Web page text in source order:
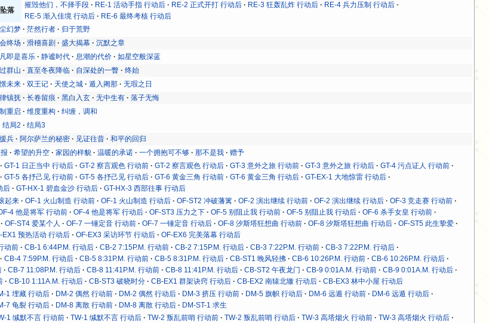
落
摧毁他们，不择手段 RE-1 活动手指 行动后 RE-2 正式开打 行动后 RE-3 狂轰乱炸 行动后
RE-4 兵力压制 行动后
RE-5 渐入佳境 行动后
RE-6 最终考核 行动后
幻梦 茫然行者
归于荒野
终场 滑稽喜剧 盛大揭幕
沉默之章
即是喜乐 静谧时代 息潮的代价
如星空般深蓝
群山 直至冬夜降临 自深处的一瞥
终始
未来 双王记 天使之城 遁入阇那
无瑕之日
镇抚 长卷留痕 黑白入玄 无中生有
落子无悔
重启 维度重构 纠缠，调和
结局2
结局3
兵 阿尔萨兰的秘密 见证往昔
和平的回归
希望的升空 家园的样貌 温暖的承诺 一个拥抱可不够 那不是我 赠予
GT-1 日正当中 行动后 GT-2 察言观色 行动前 GT-2 察言观色 行动后 GT-3 意外之旅 行动前 GT-3 意外之旅 行动后
GT-4 污点证人 行动前
GT-5 各抒己见 行动前 GT-5 各抒己见 行动后 GT-6 黄金三角 行动前 GT-6 黄金三角 行动后
GT-EX-1 大地惊雷 行动后
后
GT-HX-1 碧血金沙 行动后 GT-HX-3 西部往事 行动后
起来 OF-1 火山制造 行动前 OF-1 火山制造 行动后 OF-ST2 冲破藩篱 OF-2 演出继续 行动前 OF-2 演出继续 行动后
OF-3 竞走赛 行动前
4 他是将军 行动前 OF-4 他是将军 行动后 OF-ST3 压力之下 OF-5 别阻止我 行动前 OF-5 别阻止我 行动后
OF-6 杀手女皇 行动前
OF-ST4 爱某个人 OF-7 一锤定音 行动前 OF-7 一锤定音 行动后 OF-8 汐斯塔狂想曲 行动前 OF-8 汐斯塔狂想曲 行动后
OF-ST5 此生挚爱
EX1 预热活动 行动后 OF-EX3 采访环节 行动后 OF-EX6 完美落幕 行动后
动前 CB-1 6:44P.M. 行动后 CB-2 7:15P.M. 行动前 CB-2 7:15P.M. 行动后 CB-3 7:22P.M. 行动前
CB-3 7:22P.M. 行动后
CB-4 7:59P.M. 行动后 CB-5 8:31P.M. 行动前 CB-5 8:31P.M. 行动后 CB-ST1 晚风轻拂 CB-6 10:26P.M. 行动前
CB-6 10:26P.M. 行动后
CB-7 11:08P.M. 行动后 CB-8 11:41P.M. 行动前 CB-8 11:41P.M. 行动后 CB-ST2 午夜龙门 CB-9 0:01A.M. 行动前
CB-9 0:01A.M. 行动后
CB-10 1:11A.M. 行动后 CB-ST3 破晓时分 CB-EX1 群架诀窍 行动后 CB-EX2 南辕北辙 行动后 CB-EX3 林中小屋 行动后
1 埋藏 行动后 DM-2 偶然 行动前 DM-2 偶然 行动后 DM-3 挤压 行动前 DM-5 旗帜 行动后 DM-6 远遁 行动前
DM-6 远遁 行动后
7 龟裂 行动后 DM-8 离散 行动前 DM-8 离散 行动后 DM-ST-1 求生
1 缄默不言 行动前 TW-1 缄默不言 行动后 TW-2 叛乱前哨 行动前 TW-2 叛乱前哨 行动后 TW-3 高塔烟火 行动前
TW-3 高塔烟火 行动后